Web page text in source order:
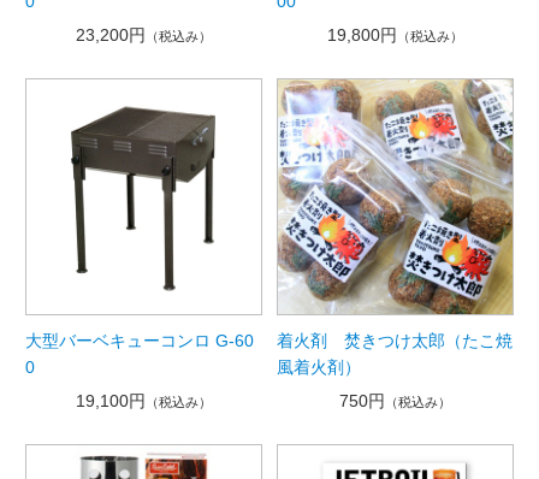
23,200円
（税込み）
19,800円
（税込み）
大型バーベキューコンロ G-60
0
19,100円
（税込み）
着火剤 焚きつけ太郎（たこ焼
風着火剤）
750円
（税込み）